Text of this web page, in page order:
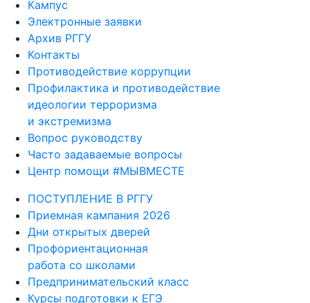
Кампус
Электронные заявки
Архив РГГУ
Контакты
Противодействие коррупции
Профилактика и противодействие
идеологии терроризма
и экстремизма
Вопрос руководству
Часто задаваемые вопросы
Центр помощи #МЫВМЕСТЕ
ПОСТУПЛЕНИЕ В РГГУ
Приемная кампания 2026
Дни открытых дверей
Профориентационная
работа со школами
Предпринимательский класс
Курсы подготовки к ЕГЭ